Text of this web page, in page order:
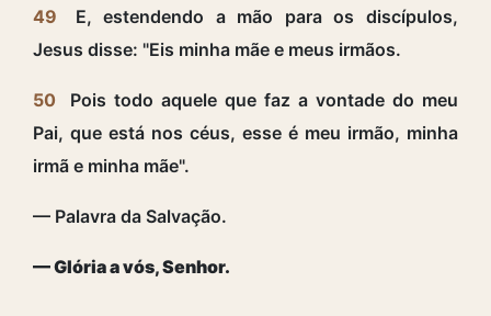
49
E, estendendo a mão para os discípulos,
Jesus disse: "Eis minha mãe e meus irmãos.
50
Pois todo aquele que faz a vontade do meu
Pai, que está nos céus, esse é meu irmão, minha
irmã e minha mãe".
— Palavra da Salvação.
— Glória a vós, Senhor.